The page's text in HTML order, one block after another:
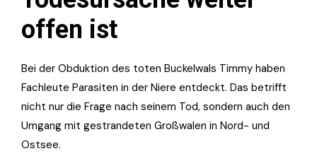
offen ist
Bei der Obduktion des toten Buckelwals Timmy haben
Fachleute Parasiten in der Niere entdeckt. Das betrifft
nicht nur die Frage nach seinem Tod, sondern auch den
Umgang mit gestrandeten Großwalen in Nord- und
Ostsee.